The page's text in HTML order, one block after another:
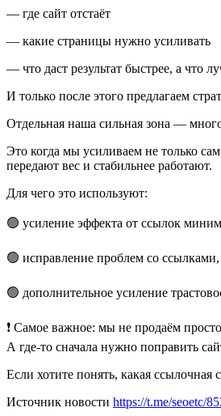
— где сайт отстаёт
— какие страницы нужно усиливать
— что даст результат быстрее, а что
И только после этого предлагаем
Отдельная наша сильная зона —
Это когда мы усиливаем не только
передают вес и стабильнее работают.
Для чего это используют:
🟢 усиление эффекта от ссылок
🟢 исправление проблем со
🟢 дополнительное усиление
❗️ Самое важное: мы не продаём
А где-то сначала нужно поправить
Если хотите понять, какая
Источник новости https://t.me/seoetc/